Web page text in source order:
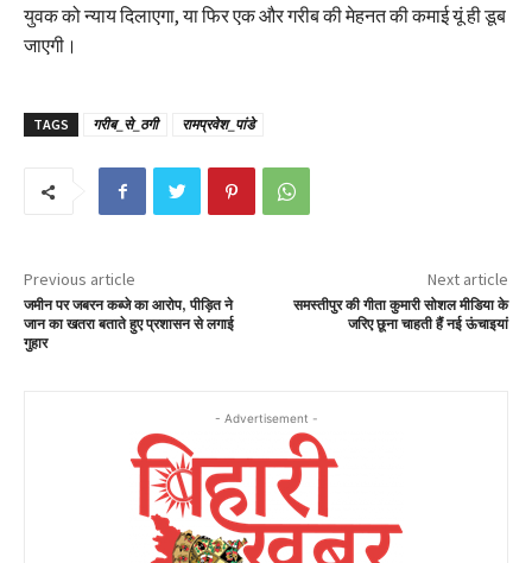
युवक को न्याय दिलाएगा, या फिर एक और गरीब की मेहनत की कमाई यूं ही डूब
जाएगी।
TAGS गरीब_से_ठगी रामप्रवेश_पांडे
Previous article
जमीन पर जबरन कब्जे का आरोप, पीड़ित ने
जान का खतरा बताते हुए प्रशासन से लगाई
गुहार
Next article
समस्तीपुर की गीता कुमारी सोशल मीडिया के
जरिए छूना चाहती हैं नई ऊंचाइयां
- Advertisement -